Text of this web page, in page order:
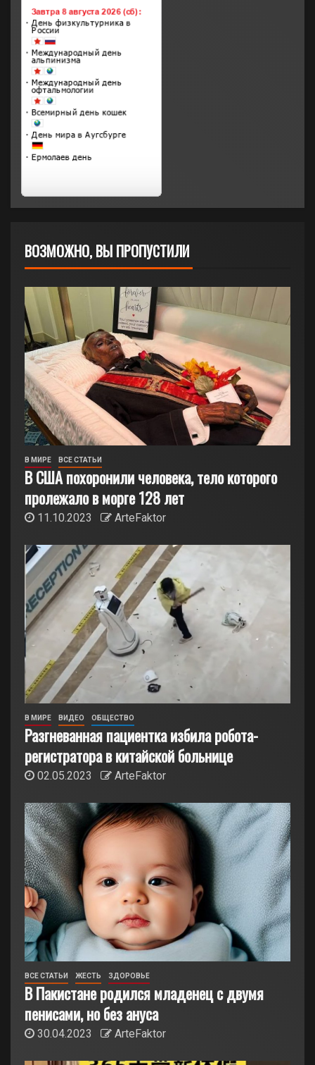
ВОЗМОЖНО, ВЫ ПРОПУСТИЛИ
В МИРЕ ВСЕ СТАТЬИ
В США похоронили человека, тело которого
пролежало в морге 128 лет
11.10.2023 ArteFaktor
В МИРЕ ВИДЕО ОБЩЕСТВО
Разгневанная пациентка избила робота-
регистратора в китайской больнице
02.05.2023 ArteFaktor
ВСЕ СТАТЬИ ЖЕСТЬ ЗДОРОВЬЕ
В Пакистане родился младенец с двумя
пенисами, но без ануса
30.04.2023 ArteFaktor